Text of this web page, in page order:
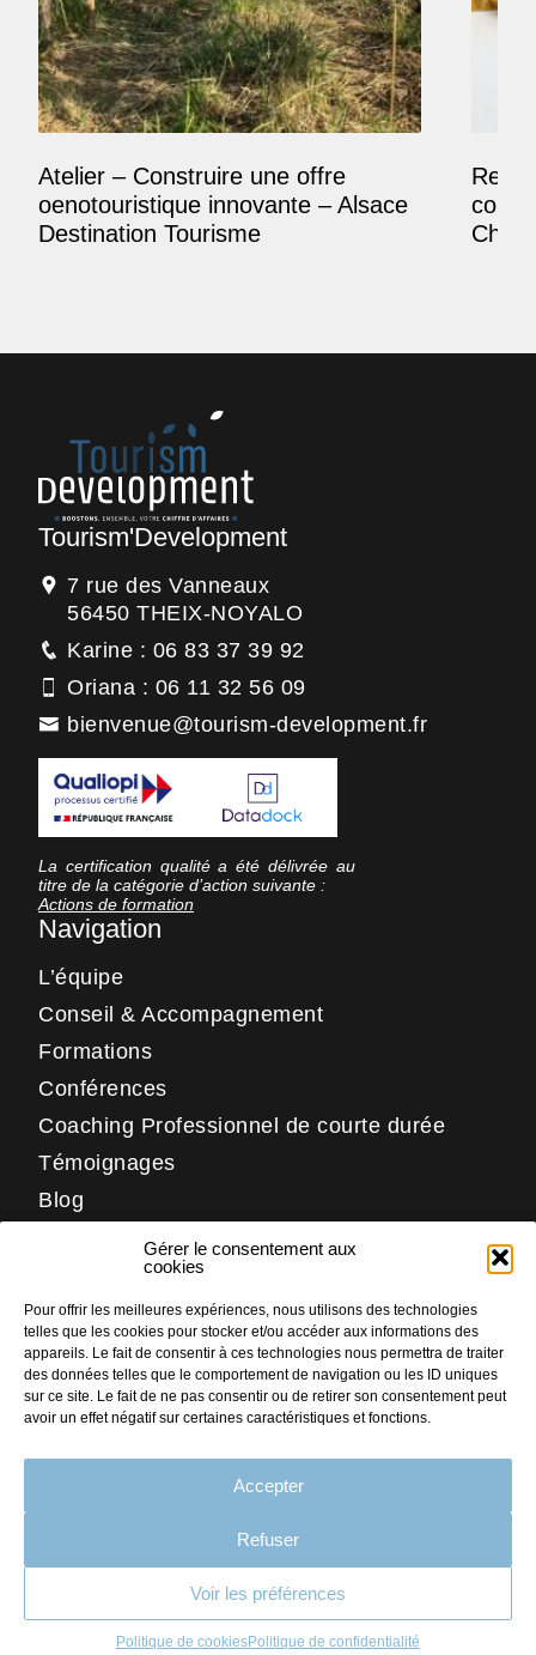
Gérer le consentement aux
cookies
Pour offrir les meilleures expériences, nous utilisons des technologies
telles que les cookies pour stocker et/ou accéder aux informations des
appareils. Le fait de consentir à ces technologies nous permettra de traiter
des données telles que le comportement de navigation ou les ID uniques
sur ce site. Le fait de ne pas consentir ou de retirer son consentement peut
avoir un effet négatif sur certaines caractéristiques et fonctions.
Accepter
Refuser
Voir les préférences
Politique de cookiesPolitique de confidentialité
Atelier – Construire une offre
oenotouristique innovante – Alsace
Destination Tourisme
Tourism'Development
7 rue des Vanneaux
56450 THEIX-NOYALO
Karine : 06 83 37 39 92
Oriana : 06 11 32 56 09
bienvenue@tourism-development.fr
La certification qualité a été délivrée au
titre de la catégorie d’action suivante :
Actions de formation
Navigation
L’équipe
Conseil & Accompagnement
Formations
Conférences
Coaching Professionnel de courte durée
Témoignages
Blog
LinkedIn
Facebook
Instagram
PLAN DU SITE
MENTIONS LÉGALES
CRÉDITS
CONTACTFaites nous part
de votre projet